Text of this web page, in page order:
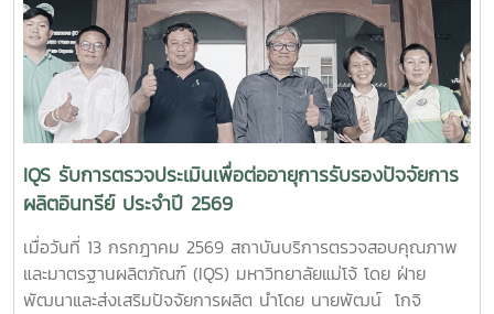
วิเคราะห์ตัวอย่างด้วยเครื่อง SEM, TEM และ XRF รวมถึงการ
วิเคราะห์สมบัติเชิงความร้อนของวัสดุ เพื่อเสริมสร้างความรู้
ประสบการณ์ และเตรียมความพร้อมก่อนออกฝึกประสบการณ์
วิชาชีพกิจกรรมครั้งนี้เป็นส่วนหนึ่งของการส่งเสริมการเรียนรู้
นอกห้องเรียน เปิดโอกาสให้นักศึกษาได้สัมผัสการปฏิบัติงานจริง
และเครื่องมือวิทยาศาสตร์ขั้นสูง สามารถนำความรู้ที่ได้รับไป
ประยุกต์ใช้ในการเรียนและการทำงานในอนาคต
IQS รับการตรวจประเมินเพื่อต่ออายุการรับรองปัจจัยการ
ผลิตอินทรีย์ ประจำปี 2569
เมื่อวันที่ 13 กรกฎาคม 2569 สถาบันบริการตรวจสอบคุณภาพ
และมาตรฐานผลิตภัณฑ์ (IQS) มหาวิทยาลัยแม่โจ้ โดย ฝ่าย
พัฒนาและส่งเสริมปัจจัยการผลิต นำโดย นายพัฒน์ โกจิ